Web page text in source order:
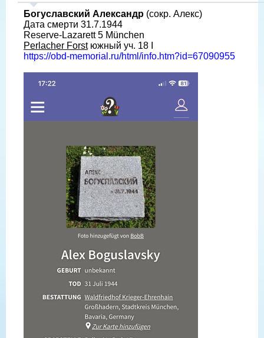
Богуславский Александр (сокр. Алекс)
Дата смерти 31.7.1944
Reserve-Lazarett 5 München
Perlacher Forstюжный уч. 18 I
https://obd-memorial.ru/html/info.htm?id=67090955